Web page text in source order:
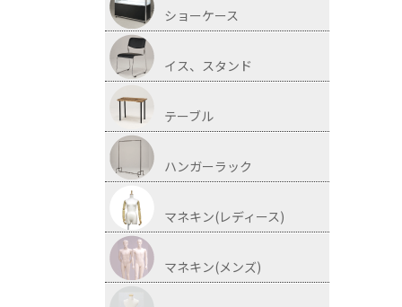
ショーケース
イス、スタンド
テーブル
ハンガーラック
マネキン(レディース)
マネキン(メンズ)